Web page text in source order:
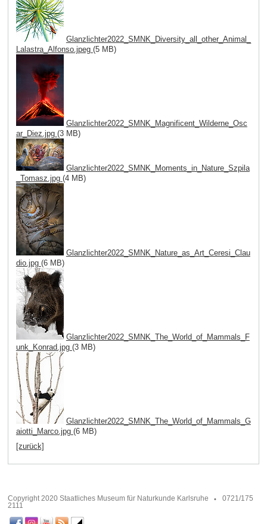
Glanzlichter2022_SMNK_Diversity_all_other_Animal_
Lalastra_Alfonso.jpeg (5 MB)
Glanzlichter2022_SMNK_Magnificent_Wilderne_Osc
ar_Diez.jpg (3 MB)
Glanzlichter2022_SMNK_Moments_in_Nature_Szpila
_Tomasz.jpg (4 MB)
Glanzlichter2022_SMNK_Nature_as_Art_Ceresi_Clau
dio.jpg (6 MB)
Glanzlichter2022_SMNK_The_World_of_Mammals_F
unk_Konrad.jpg (3 MB)
Glanzlichter2022_SMNK_The_World_of_Mammals_G
aiotti_Marco.jpg (6 MB)
[zurück]
Copyright 2020 Staatliches Museum für Naturkunde Karlsruhe
0721/175
2111